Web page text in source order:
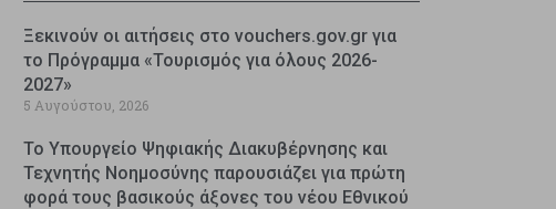
Ξεκινούν οι αιτήσεις στο vouchers.gov.gr για
το Πρόγραμμα «Τουρισμός για όλους 2026-
2027»
5 Αυγούστου, 2026
Το Υπουργείο Ψηφιακής Διακυβέρνησης και
Τεχνητής Νοημοσύνης παρουσιάζει για πρώτη
φορά τους βασικούς άξονες του νέου Εθνικού